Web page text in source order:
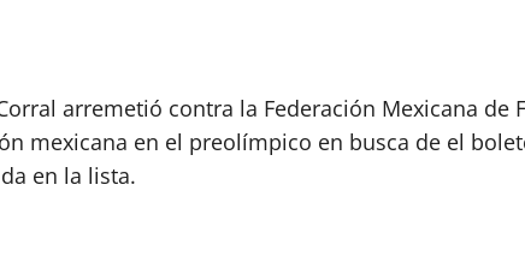
arremetió contra la Federación Mexicana de
mexicana en el preolímpico en busca de el
en la lista.